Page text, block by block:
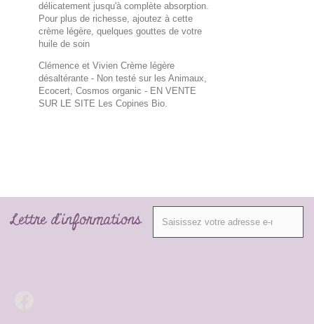
délicatement jusqu'à complète absorption.
Pour plus de richesse, ajoutez à cette
crème légère, quelques gouttes de votre
huile de soin
Clémence et Vivien Crème légère
désaltérante - Non testé sur les Animaux,
Ecocert, Cosmos organic - EN VENTE
SUR LE SITE Les Copines Bio.
Lettre d'informations